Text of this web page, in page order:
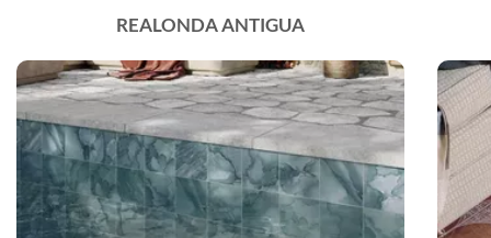
REALONDA ANTIGUA